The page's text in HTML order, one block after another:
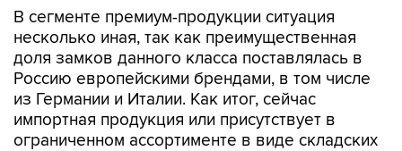
В сегменте премиум-продукции ситуация
несколько иная, так как преимущественная
доля замков данного класса поставлялась в
Россию европейскими брендами, в том числе
из Германии и Италии. Как итог, сейчас
импортная продукция или присутствует в
ограниченном ассортименте в виде складских